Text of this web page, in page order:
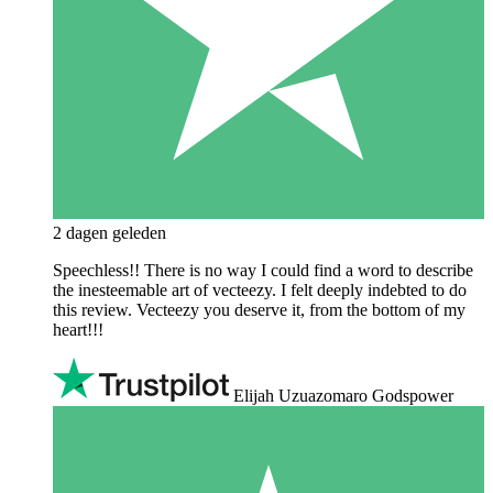
2 dagen geleden
Speechless!! There is no way I could find a word to describe
the inesteemable art of vecteezy. I felt deeply indebted to do
this review. Vecteezy you deserve it, from the bottom of my
heart!!!
Elijah Uzuazomaro Godspower